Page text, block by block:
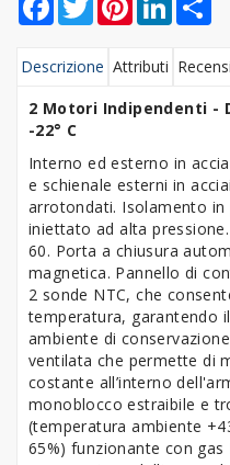
Descrizione Attributi
2 Motori Indipendenti -
-22° C
Interno ed esterno in
e schienale esterni in
arrotondati. Isolamento in
iniettato ad alta
60. Porta a chiusura
magnetica. Pannello di
2 sonde NTC, che
temperatura, garantendo
ambiente di
ventilata che permette di
costante all’interno
monoblocco estraibile e
(temperatura ambiente
65%) funzionante con gas